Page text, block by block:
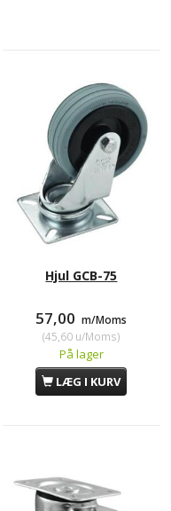
Hjul GCB-75
57,00 m/Moms
(45,60u/Moms)
På lager
LÆG I KURV